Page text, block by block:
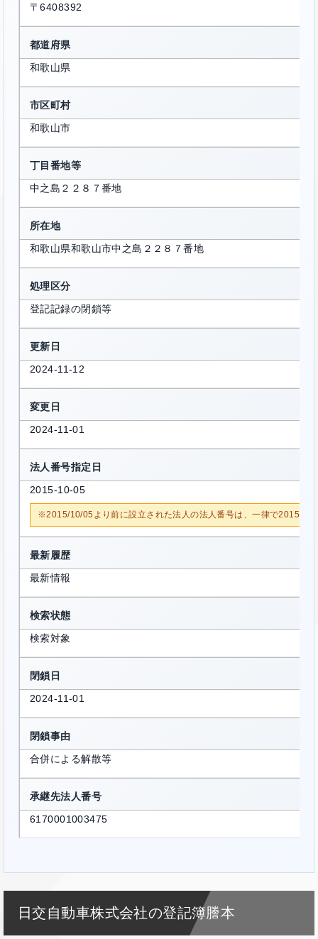
〒6408392
都道府県
和歌山県
市区町村
和歌山市
丁目番地等
中之島２２８７番地
所在地
和歌山県和歌山市中之島２２８７番地
処理区分
登記記録の閉鎖等
更新日
2024-11-12
変更日
2024-11-01
法人番号指定日
2015-10-05
※2015/10/05より前に設立された法人の法人番号は、一律で2015/10/
最新履歴
最新情報
検索状態
検索対象
閉鎖日
2024-11-01
閉鎖事由
合併による解散等
承継先法人番号
6170001003475
日交自動車株式会社の登記簿謄本